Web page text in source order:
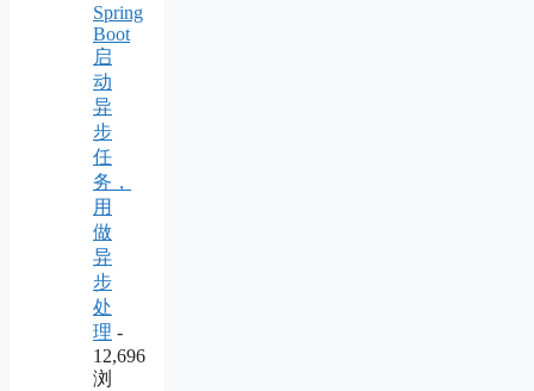
Spring
Boot
启
动
异
步
任
务，
用
做
异
步
处
理 -
12,696
浏